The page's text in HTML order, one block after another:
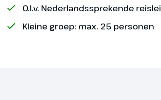
O.l.v. Nederlandssprekende
Kleine groep: max. 25 personen